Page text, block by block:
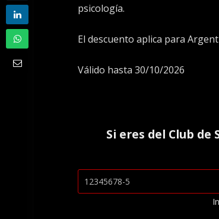
psicología.
El descuento aplica para
Válido hasta 30/10/2026
Si eres del Club de